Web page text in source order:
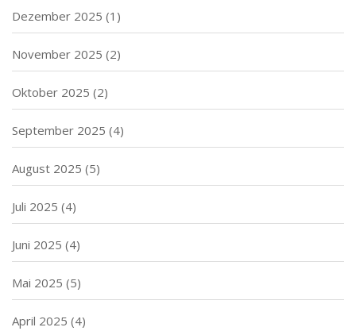
Dezember 2025 (1)
November 2025 (2)
Oktober 2025 (2)
September 2025 (4)
August 2025 (5)
Juli 2025 (4)
Juni 2025 (4)
Mai 2025 (5)
April 2025 (4)